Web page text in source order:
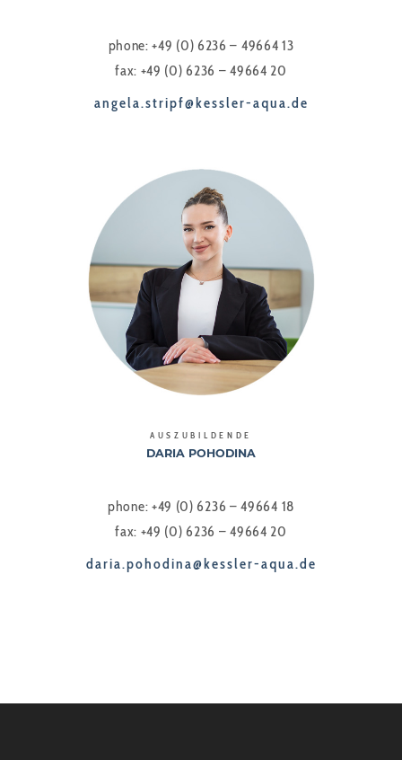
phone: +49 (0) 6236 – 49664 13
fax: +49 (0) 6236 – 49664 20
angela.stripf@kessler-aqua.de
AUSZUBILDENDE
DARIA POHODINA
phone: +49 (0) 6236 – 49664 18
fax: +49 (0) 6236 – 49664 20
daria.pohodina@kessler-aqua.de